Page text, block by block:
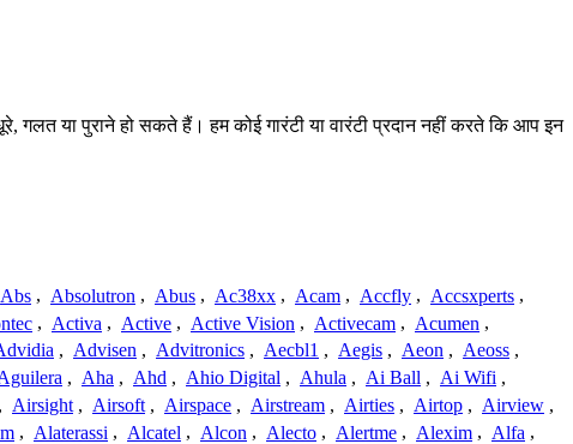
गलत या पुराने हो सकते हैं। हम कोई गारंटी या वारंटी प्रदान नहीं करते कि आप इन
Abs , Absolutron , Abus , Ac38xx , Acam , Accfly , Accsxperts ,
, Activa , Active , Active Vision , Activecam , Acumen ,
, Advisen , Advitronics , Aecbl1 , Aegis , Aeon , Aeoss ,
, Aha , Ahd , Ahio Digital , Ahula , Ai Ball , Ai Wifi ,
, Airsight , Airsoft , Airspace , Airstream , Airties , Airtop , Airview ,
, Alaterassi , Alcatel , Alcon , Alecto , Alertme , Alexim , Alfa ,